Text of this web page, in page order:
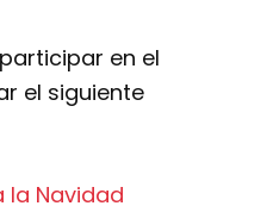
en el
el siguiente
la Navidad